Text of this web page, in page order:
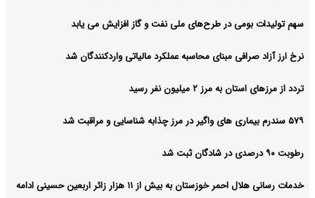
سهم تولیدات بومی در طرح‌های ملی نفت و گاز افزایش می یابد
نرخ ارز آزاد صرافی مبنای محاسبه عملکرد مالیاتی واردکنندگان شد
تردد از مرزهای استان به مرز ۲ میلیون نفر رسید
۵۷۹ سندرم بیماری های واگیر در مرز چذابه شناسایی و مراقبت شد
رطوبت ۹۰ درصدی در شادگان ثبت شد
خدمات رسانی هلال احمر خوزستان به بیش از ۱۱ هزار زائر اربعین حسینی ادامه